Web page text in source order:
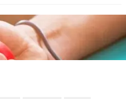
нужда от кръводарители
0+